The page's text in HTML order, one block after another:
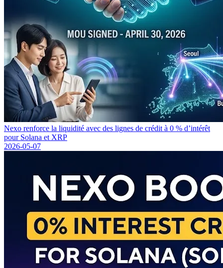
Nexo renforce la liquidité avec des lignes de crédit à 0 % d’intérêt
pour Solana et XRP
2026-05-07